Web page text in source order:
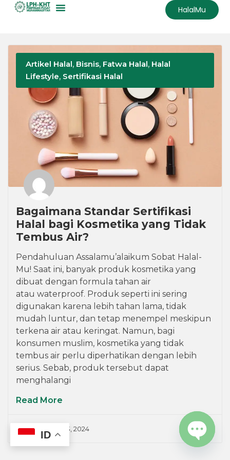
HalalMu
Artikel Halal, Bisnis, Fatwa Halal, Halal
Lifestyle, Sertifikasi Halal
Bagaimana Standar Sertifikasi
Halal bagi Kosmetika yang Tidak
Tembus Air?
Pendahuluan Assalamu’alaikum Sobat Halal-
Mu! Saat ini, banyak produk kosmetika yang
dibuat dengan formula tahan air
atau waterproof. Produk seperti ini sering
digunakan karena lebih tahan lama, tidak
mudah luntur, dan tetap menempel meskipun
terkena air atau keringat. Namun, bagi
konsumen muslim, kosmetika yang tidak
tembus air perlu diperhatikan dengan lebih
serius. Sebab, produk tersebut dapat
menghalangi
Read More
Admin May 13, 2024
ID